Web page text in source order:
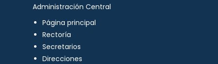
Administración Central
Página principal
Rectoría
Secretarios
Direcciones